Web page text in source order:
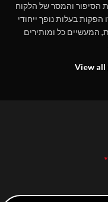
הסיפור והמסר של הלקוח
הפקות בעלות נופך ייחודי
המעשיים כל ומותירים
View all
*